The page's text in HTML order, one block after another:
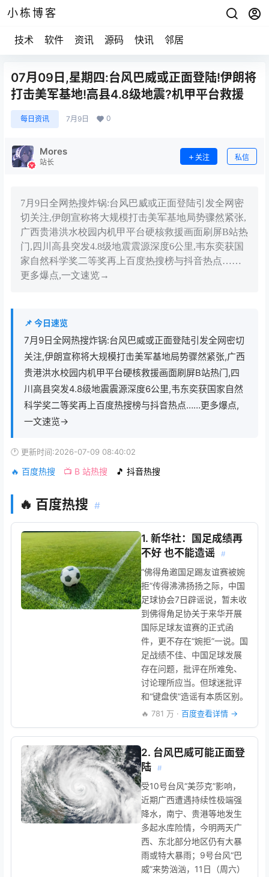
小栋博客
技术 软件 资讯 源码 快讯 邻居
07月09日,星期四:台风巴威或正面登陆!伊朗将
打击美军基地!高县4.8级地震?机甲平台救援
每日资讯 7月9日 0
Mores
站长
关注 私信
7月9日全网热搜炸锅:台风巴威或正面登陆引发全网密
切关注,伊朗宣称将大规模打击美军基地局势骤然紧张,
广西贵港洪水校园内机甲平台硬核救援画面刷屏B站热
门,四川高县突发4.8级地震震源深度6公里,韦东奕获国
家自然科学奖二等奖再上百度热搜榜与抖音热点……
更多爆点,一文速览→
📌 今日速览
7月9日全网热搜炸锅:台风巴威或正面登陆引发全网密切
关注,伊朗宣称将大规模打击美军基地局势骤然紧张,广西
贵港洪水校园内机甲平台硬核救援画面刷屏B站热门,四
川高县突发4.8级地震震源深度6公里,韦东奕获国家自然
科学奖二等奖再上百度热搜榜与抖音热点……更多爆点,
一文速览→
🕐 更新时间:2026-07-09 08:40:02
🔥 百度热搜 📺 B 站热搜 🎵 抖音热搜
🔥 百度热搜 #
1. 新华社：国足成绩再
不好 也不能造谣
#
“佛得角邀国足踢友谊赛被婉
拒”传得沸沸扬扬之际，中国
足球协会7日辟谣说，暂未收
到佛得角足协关于来华开展
国际足球友谊赛的正式函
件，更不存在“婉拒”一说。国
足战绩不佳、中国足球发展
存在问题，批评在所难免、
讨论理所应当。但球迷批评
和“键盘侠”造谣有本质区别。
🔥 781 万 · 百度查看详情 →
2. 台风巴威可能正面登
陆
#
受10号台风“美莎克”影响，
近期广西遭遇持续性极端强
降水，南宁、贵港等地发生
多起水库险情，今明两天广
西、东北部分地区仍有大暴
雨或特大暴雨；9号台风“巴
威”来势汹汹，11日（周六）